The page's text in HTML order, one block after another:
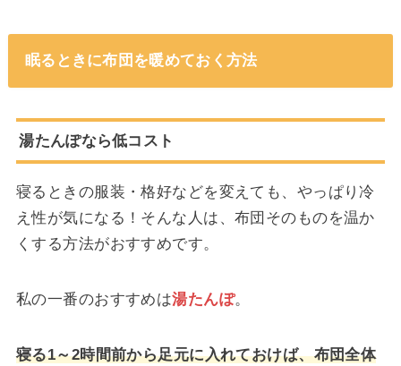
眠るときに布団を暖めておく方法
湯たんぽなら低コスト
寝るときの服装・格好などを変えても、やっぱり冷
え性が気になる！そんな人は、布団そのものを温か
くする方法がおすすめです。
私の一番のおすすめは湯たんぽ。
寝る1～2時間前から足元に入れておけば、布団全体